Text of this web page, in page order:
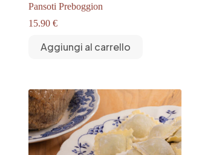
Pansoti Preboggion
15.90 €
Aggiungi al carrello